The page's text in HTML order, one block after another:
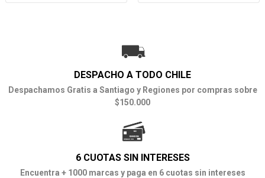
DESPACHO A TODO CHILE
Despachamos Gratis a Santiago y Regiones por compras sobre
$150.000
6 CUOTAS SIN INTERESES
Encuentra + 1000 marcas y paga en 6 cuotas sin intereses